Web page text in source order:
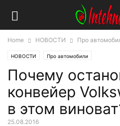
Home НОВОСТИ Про
НОВОСТИ Про автомобили
Почему
конвейер
в этом
25.08.2016